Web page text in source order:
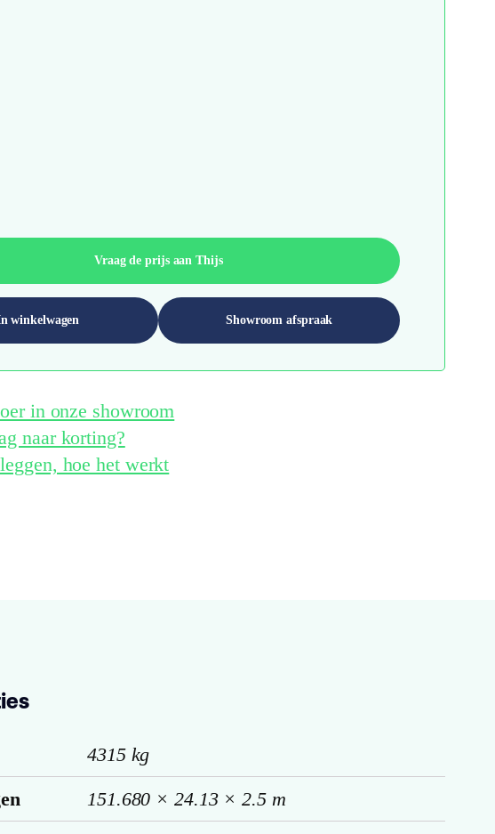
Vraag de prijs aan Thijs
winkelwagen Showroom afspraak
in onze showroom
naar korting?
hoe het werkt
4315 kg
151.680 × 24.13 × 2.5 m